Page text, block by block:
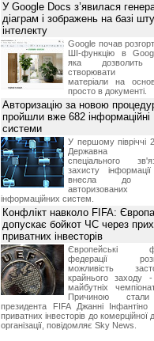
У Google Docs з’явилася
діаграм і зображень на базі
інтелекту
Google почав
ШІ-функцію в
яка дозволить
створювати
матеріали на
просто в документі.
Авторизацію за новою
пройшли вже 682 інформаційні
системи
У першому півріччі
Державна
спеціального
захисту
внесла до
інформаційних систем.
Конфлікт навколо FIFA: Європа
допускає бойкот ЧС через
приватних інвесторів
Європейські
федерації
можливість
крайнього заходу
майбутніх
Причиною
президента FIFA Джанні Інфантіно
приватних інвесторів до комерційної
організації, повідомляє Sky News.